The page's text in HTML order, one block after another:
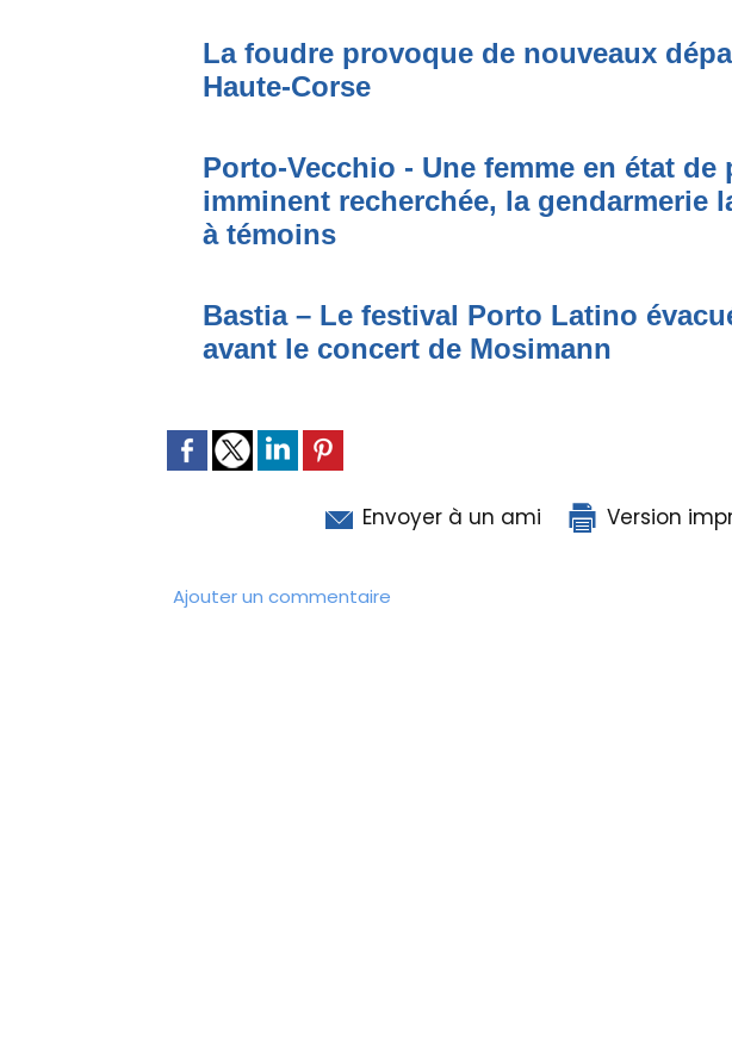
La foudre provoque de nouveaux
Haute-Corse
Porto-Vecchio - Une femme en état de
imminent recherchée, la gendarmerie
à témoins
Bastia – Le festival Porto Latino
avant le concert de Mosimann
Envoyer à un ami Version
Ajouter un commentaire